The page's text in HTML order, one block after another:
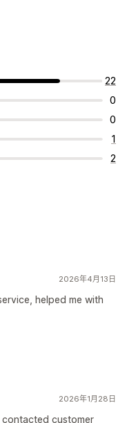
22
0
0
1
2
2026年4月13日
helped me with
2026年1月28日
contacted customer